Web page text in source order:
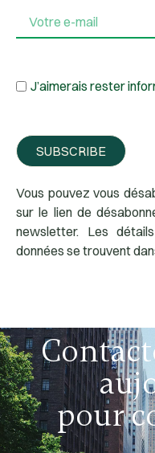
J’aimerais rester
SUBSCRIBE
Vous pouvez vous
sur le lien de
newsletter. Les
données se trouvent
pour